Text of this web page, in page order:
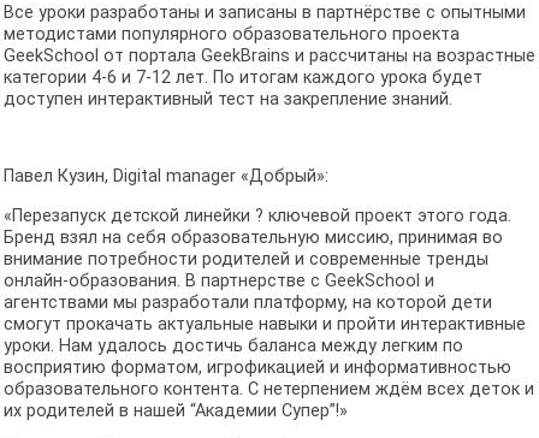
Все уроки разработаны и записаны в партнёрстве с опытными
методистами популярного образовательного проекта
GeekSchool от портала GeekBrains и рассчитаны на возрастные
категории 4-6 и 7-12 лет. По итогам каждого урока будет
доступен интерактивный тест на закрепление знаний.
Павел Кузин, Digital manager «Добрый»:
«Перезапуск детской линейки ? ключевой проект этого года.
Бренд взял на себя образовательную миссию, принимая во
внимание потребности родителей и современные тренды
онлайн-образования. В партнерстве с GeekSchool и
агентствами мы разработали платформу, на которой дети
смогут прокачать актуальные навыки и пройти интерактивные
уроки. Нам удалось достичь баланса между легким по
восприятию форматом, игрофикацией и информативностью
образовательного контента. С нетерпением ждём всех деток и
их родителей в нашей “Академии Супер”!»